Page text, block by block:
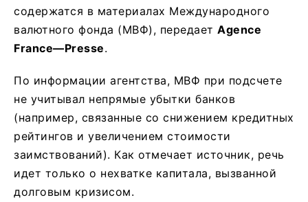
содержатся в материалах Международного
валютного фонда (МВФ), передает Agence
France—Presse.
По информации агентства, МВФ при подсчете
не учитывал непрямые убытки банков
(например, связанные со снижением кредитных
рейтингов и увеличением стоимости
заимствований). Как отмечает источник, речь
идет только о нехватке капитала, вызванной
долговым кризисом.